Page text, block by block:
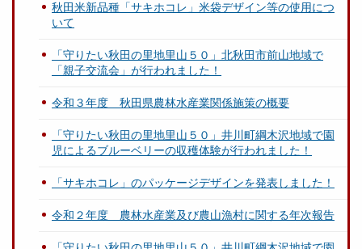
秋田米新品種「サキホコレ」米袋デザイン等の使用につ
いて
「守りたい秋田の里地里山５０」北秋田市前山地域で
「親子交流会」が行われました！
令和３年度 秋田県農林水産業関係施策の概要
「守りたい秋田の里地里山５０」井川町綱木沢地域で園
児によるブルーベリーの収穫体験が行われました！
「サキホコレ」のパッケージデザインを発表しました！
令和２年度 農林水産業及び農山漁村に関する年次報告